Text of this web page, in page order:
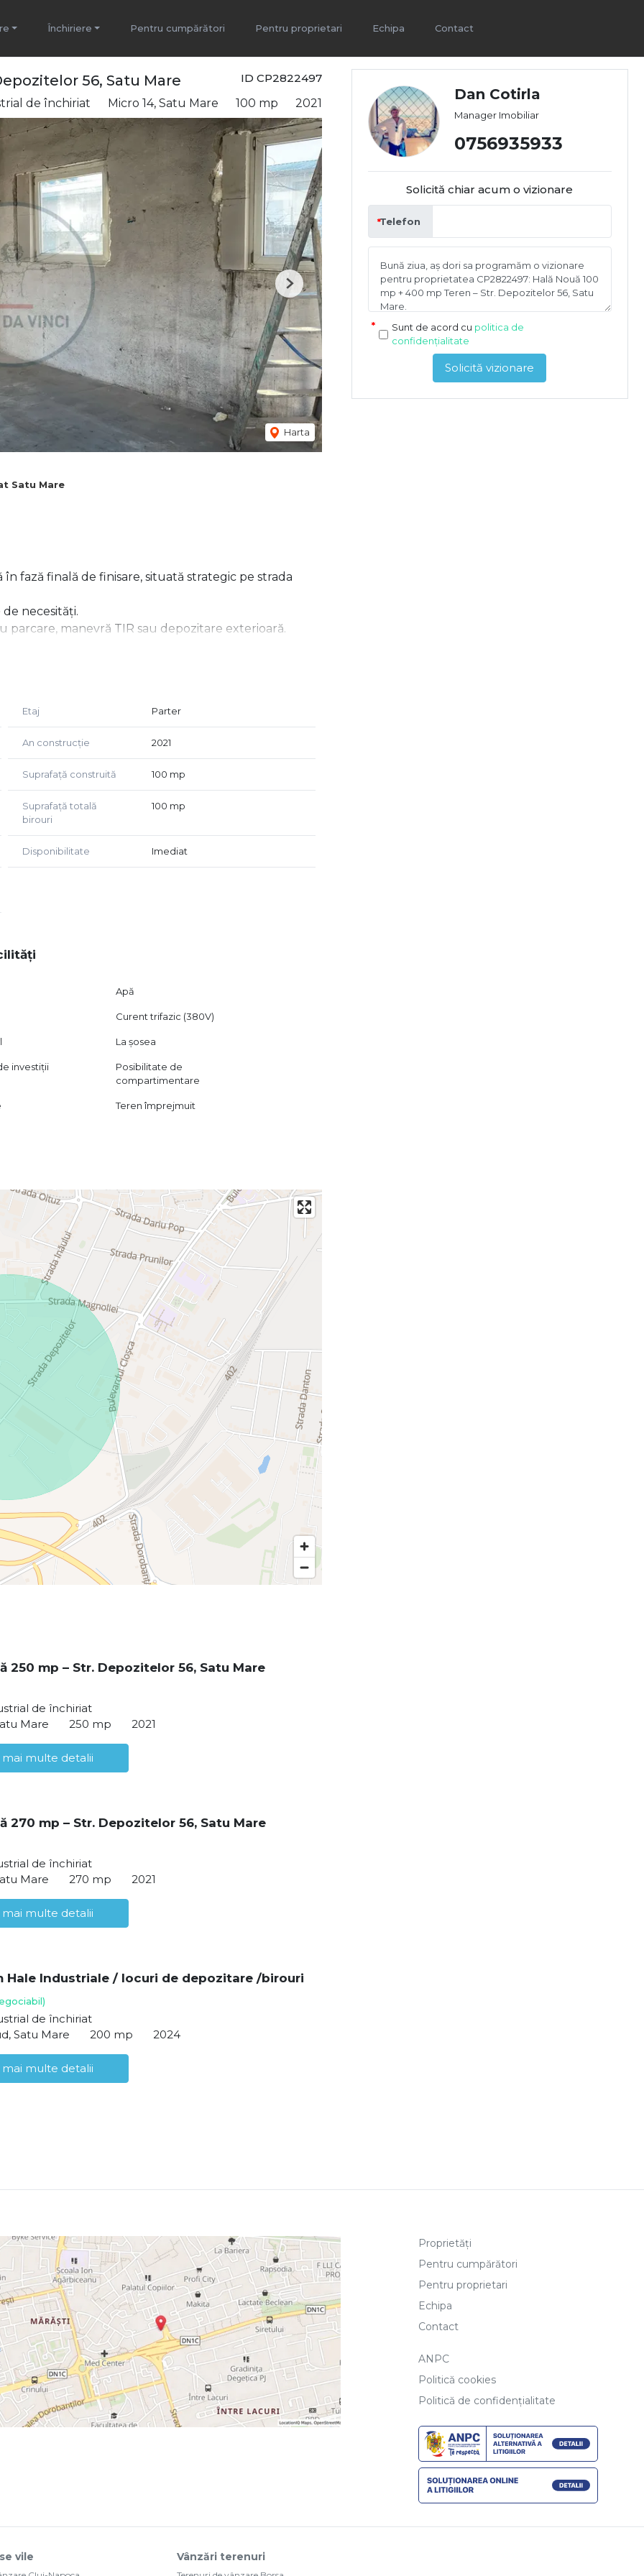
Închiriere Pentru cumpărători Pentru proprietari Echipa Contact
ID CP2822497
56, Satu Mare
de închiriat Micro 14, Satu Mare 100 mp 2021
Harta
Next
Satu Mare
fază finală de finisare, situată strategic pe strada
necesități.
manevră TIR sau depozitare exterioară.
Etaj Parter
An construcție 2021
Suprafață construită 100 mp
Suprafață totală
birouri
100 mp
Disponibilitate Imediat
Apă
Curent trifazic (380V)
La șosea
investiții
Posibilitate de
compartimentare
Teren împrejmuit
Dan Cotirla
Manager Imobiliar
0756935933
Solicită chiar acum o vizionare
Telefon
Sunt de acord cu politica de
confidențialitate
Solicită vizionare
250 mp – Str. Depozitelor 56, Satu Mare
de închiriat
Mare
250 mp 2021
mai multe detalii
270 mp – Str. Depozitelor 56, Satu Mare
de închiriat
Mare
270 mp 2021
mai multe detalii
Hale Industriale / locuri de depozitare /birouri
de închiriat
Satu Mare
200 mp 2024
mai multe detalii
Proprietăți
Pentru cumpărători
Pentru proprietari
Echipa
Contact
ANPC
Politică cookies
Politică de confidențialitate
vile Vânzări terenuri